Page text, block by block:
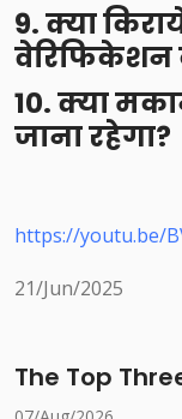
9. क्या
वेरिफिकेशन
10. क्या
जाना रहेगा?
https://youtu.be/
21/Jun/2025
The Top